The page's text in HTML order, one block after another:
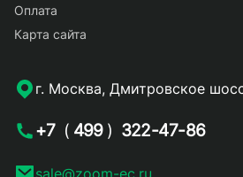
Оплата
Карта сайта
г. Москва, Дмитровское
+7 ( 499 ) 322-47-86
sale@zoom-ec.ru